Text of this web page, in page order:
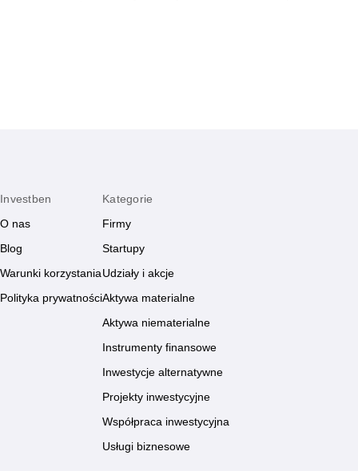
Investben
O nas
Blog
Warunki korzystania
Polityka prywatności
Kategorie
Firmy
Startupy
Udziały i akcje
Aktywa materialne
Aktywa niematerialne
Instrumenty finansowe
Inwestycje alternatywne
Projekty inwestycyjne
Współpraca inwestycyjna
Usługi biznesowe